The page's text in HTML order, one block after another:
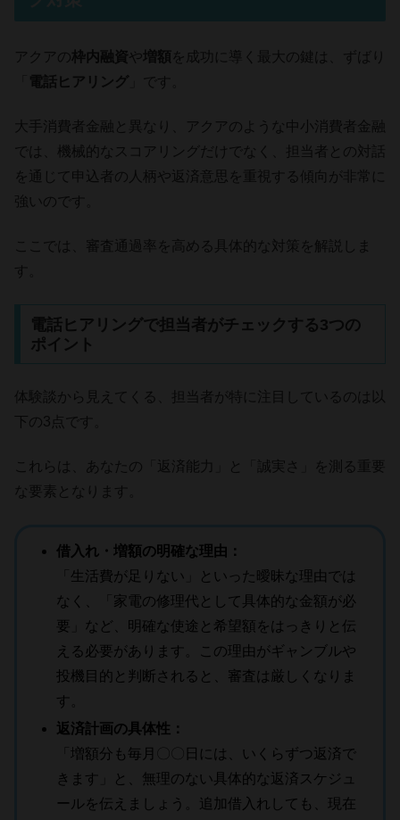
アクアの枠内融資や増額 を成功に導く最大の鍵は、ずばり
電話ヒアリング 」です。
大手消費者金融と異なり、アクアのような中小消費者金融
では、機械的なスコアリングだけでなく、担当者との対話
を通じて申込者の人柄や返済意思を重視する傾向が非常に
強いのです。
ここでは、審査通過率を高める具体的な対策を解説しま
す。
電話ヒアリングで担当者がチェックする3つの
ポイント
体験談から見えてくる、担当者が特に注目しているのは以
下の3点です。
これらは、あなたの「返済能力」と「誠実さ」を測る重要
な要素となります。
借入れ・増額の明確な理由：
「生活費が足りない」といった曖昧な理由では
なく、「家電の修理代として具体的な金額が必
要」など、明確な使途と希望額をはっきりと伝
える必要があります。この理由がギャンブルや
投機目的と判断されると、審査は厳しくなりま
す。
返済計画の具体性：
「増額分も毎月〇〇日には、いくらずつ返済で
きます」と、無理のない具体的な返済スケジュ
ールを伝えましょう。追加借入れしても、現在